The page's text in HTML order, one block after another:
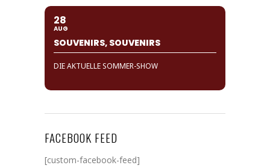
28
AUG
SOUVENIRS, SOUVENIRS
DIE AKTUELLE SOMMER-SHOW
FACEBOOK FEED
[custom-facebook-feed]